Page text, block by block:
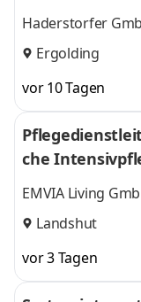
Haderstorfer
Ergolding
vor 10 Tagen
che
EMVIA Living
Landshut
vor 3 Tagen